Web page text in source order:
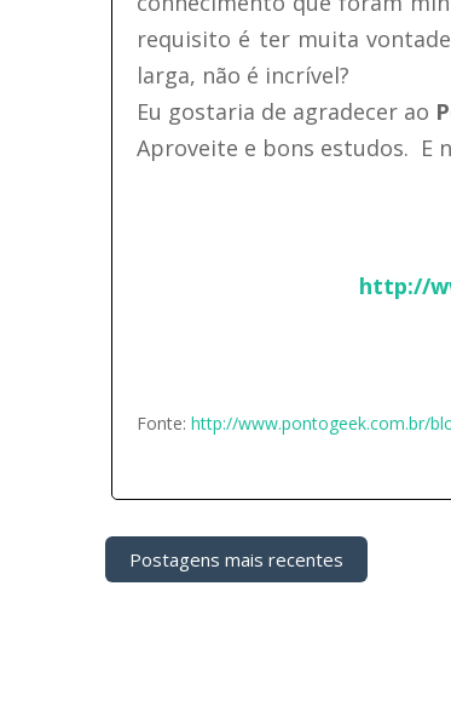
requisito é ter muita
larga, não é incrível?
Eu gostaria de agradecer ao
Aproveite e bons estudos. E
http://
Fonte: http://www.pontogeek.com.br/
Postagens mais recentes